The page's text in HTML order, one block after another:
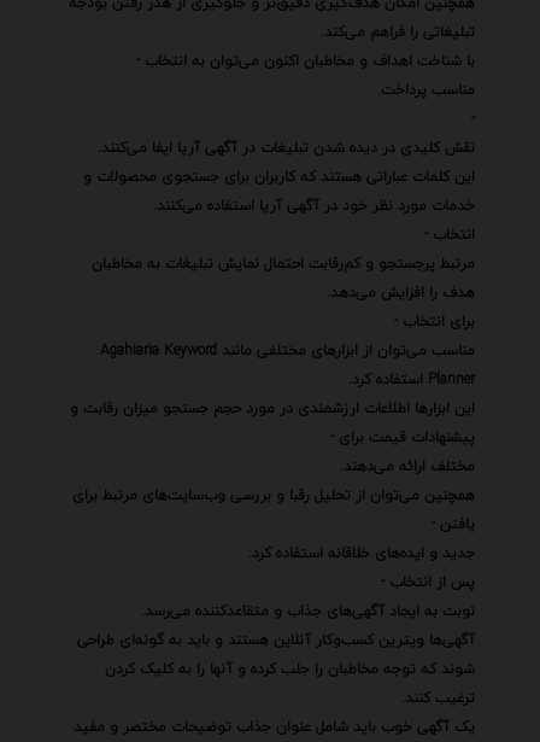
تبلیغاتی را فراهم می‌کند.
با شناخت اهداف و مخاطبان اکنون می‌توان به انتخاب -
مناسب پرداخت.
-
نقش کلیدی در دیده شدن تبلیغات در آگهی آریا ایفا می‌کنند.
این کلمات عباراتی هستند که کاربران برای جستجوی محصولات و
خدمات مورد نظر خود در آگهی آریا استفاده می‌کنند.
انتخاب -
مرتبط پرجستجو و کم‌رقابت احتمال نمایش تبلیغات به مخاطبان
هدف را افزایش می‌دهد.
برای انتخاب -
مناسب می‌توان از ابزارهای مختلفی مانند Agahiaria Keyword
Planner استفاده کرد.
این ابزارها اطلاعات ارزشمندی در مورد حجم جستجو میزان رقابت و
پیشنهادات قیمت برای -
مختلف ارائه می‌دهند.
همچنین می‌توان از تحلیل رقبا و بررسی وب‌سایت‌های مرتبط برای
یافتن -
جدید و ایده‌های خلاقانه استفاده کرد.
پس از انتخاب -
نوبت به ایجاد آگهی‌های جذاب و متقاعدکننده می‌رسد.
آگهی‌ها ویترین کسب‌وکار آنلاین هستند و باید به گونه‌ای طراحی
شوند که توجه مخاطبان را جلب کرده و آنها را به کلیک کردن
ترغیب کنند.
یک آگهی خوب باید شامل عنوان جذاب توضیحات مختصر و مفید